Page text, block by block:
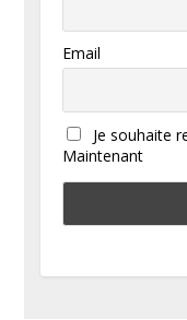
Email
Je souhaite
Maintenant